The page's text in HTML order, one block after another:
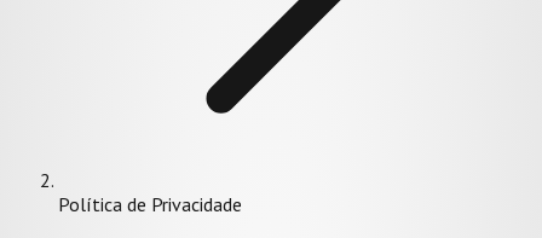
Política de Privacidade